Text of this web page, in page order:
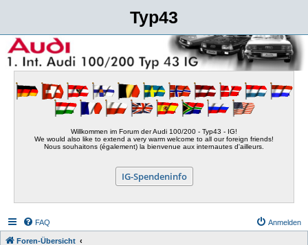
Typ43
Willkommen im Forum der Audi 100/200 - Typ43 - IG!
We would also like to extend a very warm welcome to all our foreign friends!
Nous souhaitons (également) la bienvenue aux internautes d'ailleurs.
IG-Spendeninfo
FAQ Anmelden
Foren-Übersicht